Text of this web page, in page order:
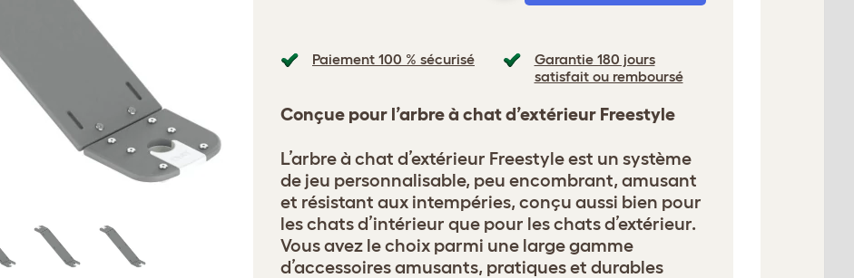
Paiement 100 % sécurisé
Garantie 180 jours
satisfait ou remboursé
Conçue pour l’arbre à chat d’extérieur Freestyle
L’arbre à chat d’extérieur Freestyle est un système
de jeu personnalisable, peu encombrant, amusant
et résistant aux intempéries, conçu aussi bien pour
les chats d’intérieur que pour les chats d’extérieur.
Vous avez le choix parmi une large gamme
d’accessoires amusants, pratiques et durables